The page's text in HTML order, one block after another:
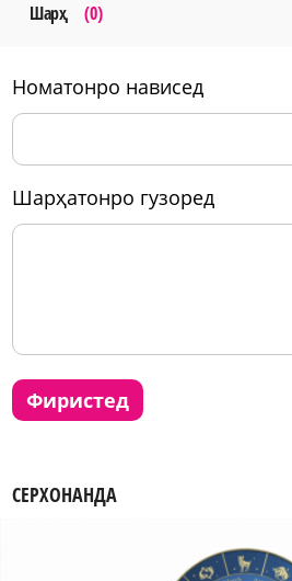
Шарҳ (0)
номатонро нависед
шарҳатонро гузоред
фиристед
СЕРХОНАНДА